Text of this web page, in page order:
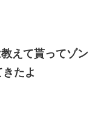
えて貰ってゾン
たよ